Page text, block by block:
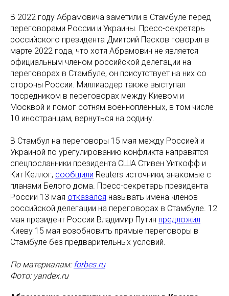
В 2022 году Абрамовича заметили в Стамбуле перед
переговорами России и Украины. Пресс-секретарь
российского президента Дмитрий Песков говорил в
марте 2022 года, что хотя Абрамович не является
официальным членом российской делегации на
переговорах в Стамбуле, он присутствует на них со
стороны России. Миллиардер также выступал
посредником в переговорах между Киевом и
Москвой и помог сотням военнопленных, в том числе
10 иностранцам, вернуться на родину.
В Стамбул на переговоры 15 мая между Россией и
Украиной по урегулированию конфликта направятся
спецпосланники президента США Стивен Уиткофф и
Кит Келлог, сообщили Reuters источники, знакомые с
планами Белого дома. Пресс-секретарь президента
России 13 мая отказался называть имена членов
российской делегации на переговорах в Стамбуле. 12
мая президент России Владимир Путин предложил
Киеву 15 мая возобновить прямые переговоры в
Стамбуле без предварительных условий.
По материалам: forbes.ru
Фото: yandex.ru